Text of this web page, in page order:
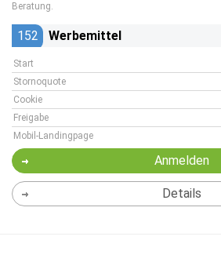
Beratung.
152 Werbemittel
Start
Stornoquote
Cookie
Freigabe
Mobil-Landingpage
Anmelden
Details